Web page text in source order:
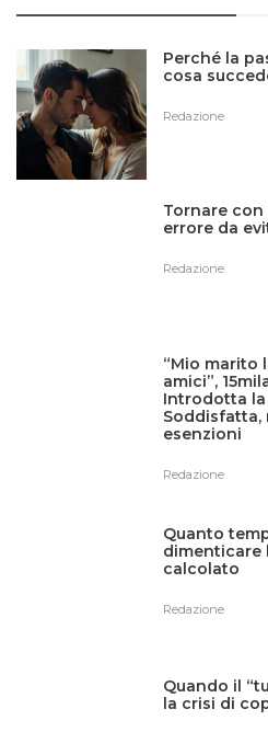
Perché la
cosa
Redazione
Tornare con
errore da
Redazione
“Mio marito
amici”,
Introdotta la
Soddisfatta,
esenzioni
Redazione
Quanto
dimenticare
calcolato
Redazione
Quando il
la crisi di